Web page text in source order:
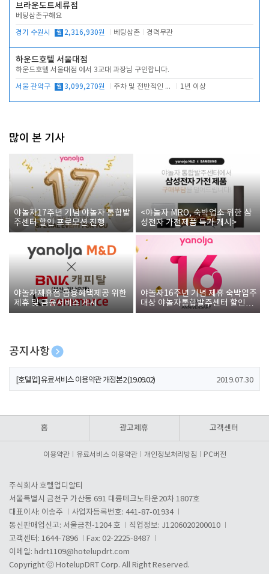
브라운도트세류점
베팅삼촌구해요
경기 수원시 월 2,316,930원 베팅삼촌 경력무관
하운드호텔 서울대점
하운드호텔 서울대점 에서 3교대 과장님 구인합니다.
서울 관악구 월 3,099,270원 주차 및 전반적인 당번업무 1년 이상
많이 본 기사
야놀자17주년 기념 야놀자 통합발
주센터 할인 프로모션 진행
<야놀자 MRO, 숙박업소 위한 삼
성전자 가전제품 특가 개시>
야놀자제휴점 금융혜택제공 위한
제휴 및 금융서비스 게시
야놀자16주년 기념 제휴 숙박업주
대상 야놀자통합발주센터 할인쿠
폰 증정
공지사항
[호텔업] 개인정보 처리방침 개정본1 (19.09.02)
[호텔업] 유료서비스 이용약관 개정본2 (19.09.02) 2019.07.30
홈 광고제휴 고객센터
이용약관 유료서비스 이용약관 개인정보처리방침 PC버전
주식회사 호텔업디알티
서울특별시 금천구 가산동 691 대륭테크노타운20차 1807호
대표이사: 이송주
사업자등록번호: 441-87-01934
통신판매업신고: 서울금천-1204 호
직업정보: J1206020200010
고객센터: 1644-7896
Fax: 02-2225-8487
이메일: hdrt1109@hotelupdrt.com
Copyright ⓒ HotelupDRT Corp. All Right Reserved.